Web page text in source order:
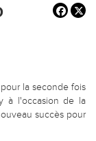
la seconde fois
à l'occasion de la
succès pour